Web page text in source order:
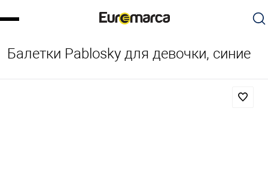
Балетки Pablosky для девочки, синие